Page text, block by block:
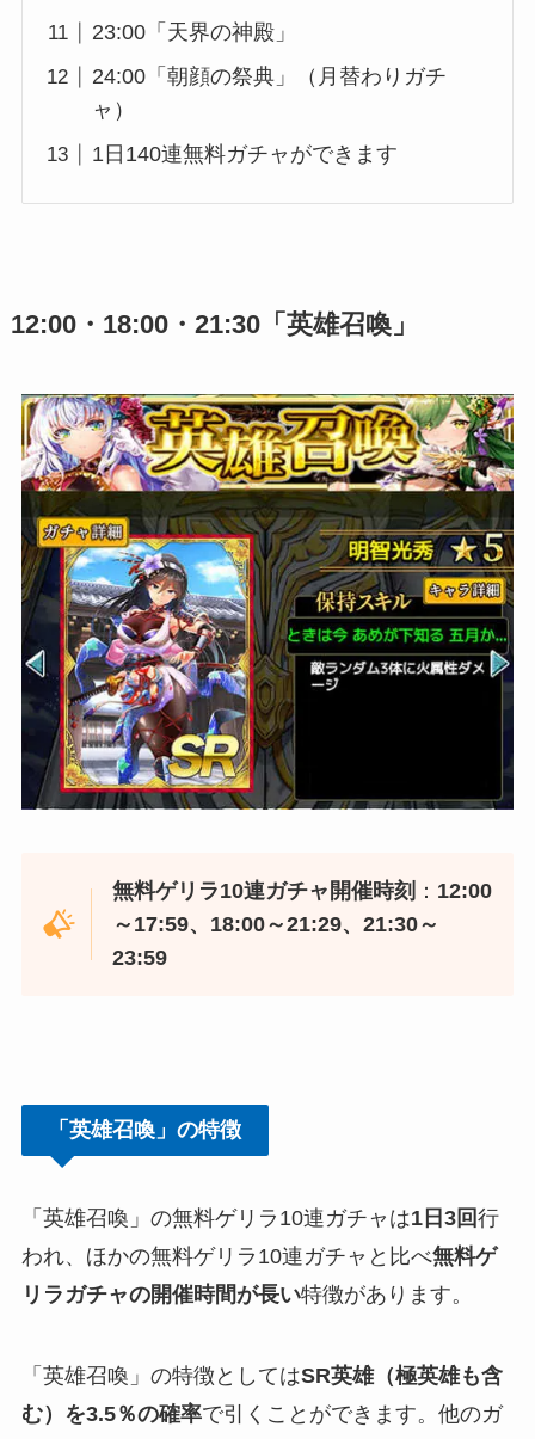
23:00「天界の神殿」
24:00「朝顔の祭典」（月替わりガチ
ャ）
1日140連無料ガチャができます
12:00・18:00・21:30「英雄召喚」
無料ゲリラ10連ガチャ開催時刻 ： 12:00
～17:59、18:00～21:29、21:30～
23:59
「英雄召喚」の特徴
「英雄召喚」の無料ゲリラ10連ガチャは1日3回行
われ、ほかの無料ゲリラ10連ガチャと比べ無料ゲ
リラガチャの開催時間が長い特徴があります。
「英雄召喚」の特徴としてはSR英雄（極英雄も含
む）を3.5％の確率で引くことができます。他のガ